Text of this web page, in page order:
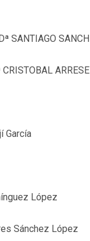
SANTIAGO
García
López
Sánchez López